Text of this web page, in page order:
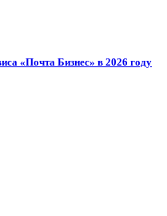
«Почта Бизнес» в 2026 году